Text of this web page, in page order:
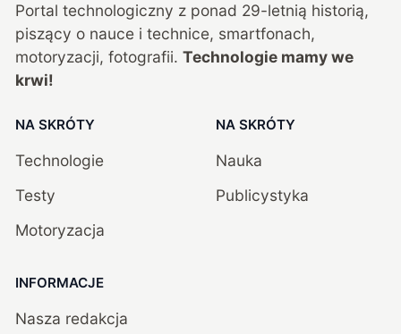
Portal technologiczny z ponad 29-letnią historią,
piszący o nauce i technice, smartfonach,
motoryzacji, fotografii. Technologie mamy we
krwi!
NA SKRÓTY
Technologie
Testy
Motoryzacja
NA SKRÓTY
Nauka
Publicystyka
INFORMACJE
Nasza redakcja